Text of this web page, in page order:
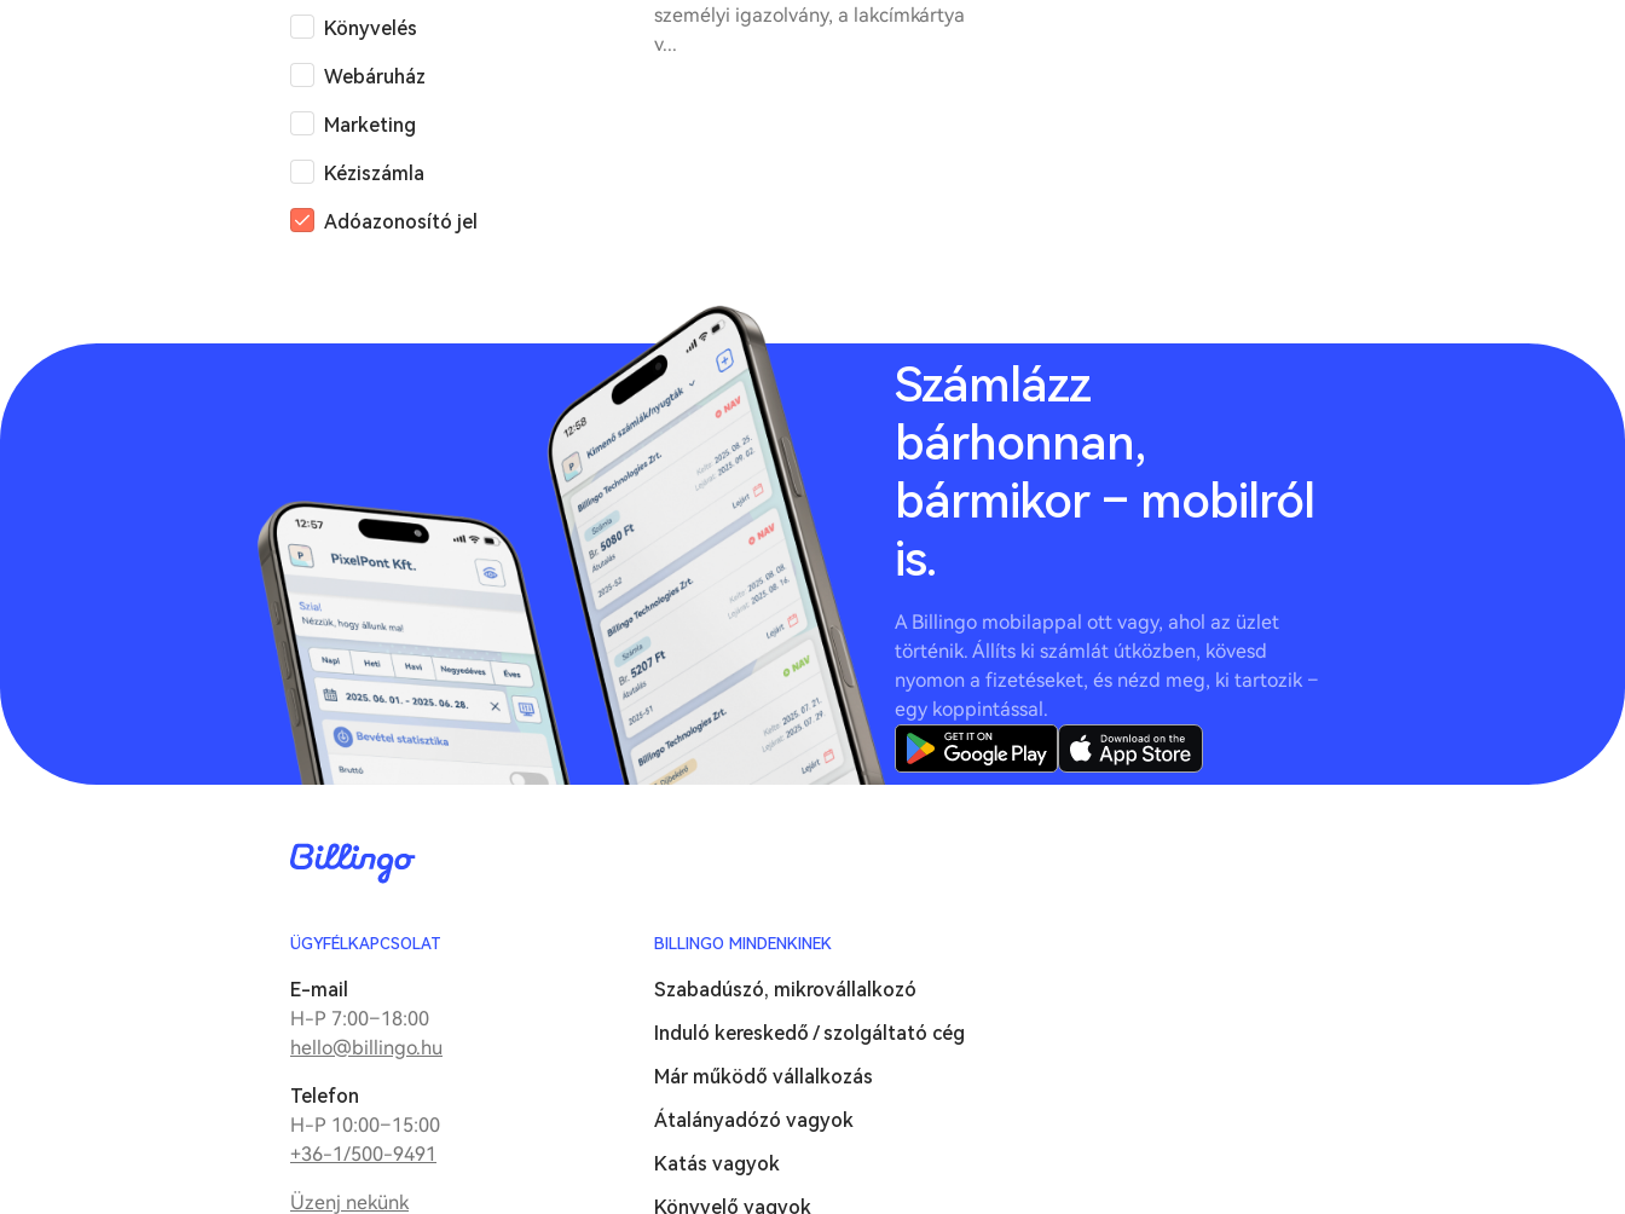
Könyvelés
Webáruház
Marketing
Kéziszámla
Adóazonosító jel
személyi igazolvány, a lakcímkártya
v...
Számlázz
bárhonnan,
bármikor – mobilról
is.
A Billingo mobilappal ott vagy, ahol az üzlet
történik. Állíts ki számlát útközben, kövesd
nyomon a fizetéseket, és nézd meg, ki tartozik –
egy koppintással.
ÜGYFÉLKAPCSOLAT
E-mail
H-P 7:00–18:00
hello@billingo.hu
Telefon
H-P 10:00–15:00
+36-1/500-9491
Üzenj nekünk
BILLINGO MINDENKINEK
Szabadúszó, mikrovállalkozó
Induló kereskedő / szolgáltató cég
Már működő vállalkozás
Átalányadózó vagyok
Katás vagyok
Könyvelő vagyok